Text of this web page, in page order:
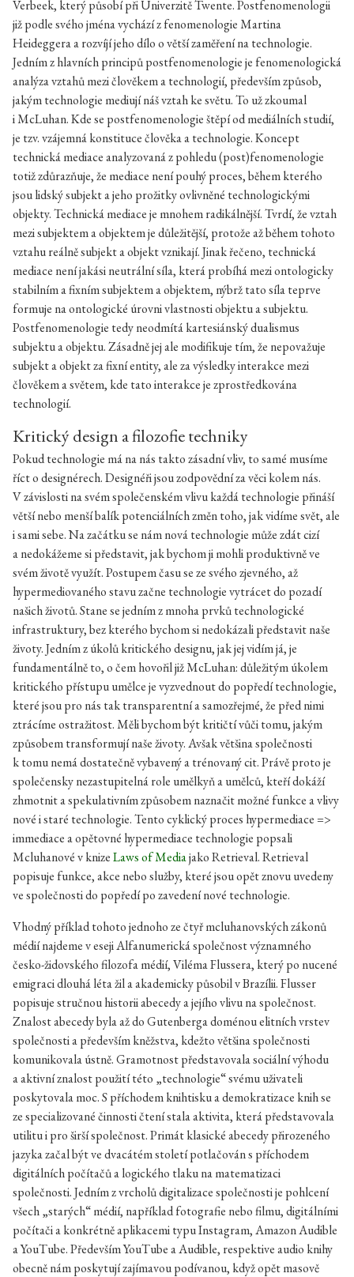
Verbeek, který působí při Univerzitě Twente. Postfenomenologii
již podle svého jména vychází z fenomenologie Martina
Heideggera a rozvíjí jeho dílo o větší zaměření na technologie.
Jedním z hlavních principů postfenomenologie je fenomenologická
analýza vztahů mezi člověkem a technologií, především způsob,
jakým technologie mediují náš vztah ke světu. To už zkoumal
i McLuhan. Kde se postfenomenologie štěpí od mediálních studií,
je tzv. vzájemná konstituce člověka a technologie. Koncept
technická mediace analyzovaná z pohledu (post)fenomenologie
totiž zdůrazňuje, že mediace není pouhý proces, během kterého
jsou lidský subjekt a jeho prožitky ovlivněné technologickými
objekty. Technická mediace je mnohem radikálnější. Tvrdí, že vztah
mezi subjektem a objektem je důležitější, protože až během tohoto
vztahu reálně subjekt a objekt vznikají. Jinak řečeno, technická
mediace není jakási neutrální síla, která probíhá mezi ontologicky
stabilním a fixním subjektem a objektem, nýbrž tato síla teprve
formuje na ontologické úrovni vlastnosti objektu a subjektu.
Postfenomenologie tedy neodmítá kartesiánský dualismus
subjektu a objektu. Zásadně jej ale modifikuje tím, že nepovažuje
subjekt a objekt za fixní entity, ale za výsledky interakce mezi
člověkem a světem, kde tato interakce je zprostředkována
technologií.
Kritický design a filozofie techniky
Pokud technologie má na nás takto zásadní vliv, to samé musíme
říct o designérech. Designéři jsou zodpovědní za věci kolem nás.
V závislosti na svém společenském vlivu každá technologie přináší
větší nebo menší balík potenciálních změn toho, jak vidíme svět, ale
i sami sebe. Na začátku se nám nová technologie může zdát cizí
a nedokážeme si představit, jak bychom ji mohli produktivně ve
svém životě využít. Postupem času se ze svého zjevného, až
hypermediovaného stavu začne technologie vytrácet do pozadí
našich životů. Stane se jedním z mnoha prvků technologické
infrastruktury, bez kterého bychom si nedokázali představit naše
životy. Jedním z úkolů kritického designu, jak jej vidím já, je
fundamentálně to, o čem hovořil již McLuhan: důležitým úkolem
kritického přístupu umělce je vyzvednout do popředí technologie,
které jsou pro nás tak transparentní a samozřejmé, že před nimi
ztrácíme ostražitost. Měli bychom být kritičtí vůči tomu, jakým
způsobem transformují naše životy. Avšak většina společnosti
k tomu nemá dostatečně vybavený a trénovaný cit. Právě proto je
společensky nezastupitelná role umělkyň a umělců, kteří dokáží
zhmotnit a spekulativním způsobem naznačit možné funkce a vlivy
nové i staré technologie. Tento cyklický proces hypermediace =>
immediace a opětovné hypermediace technologie popsali
Mcluhanové v knizeLaws of Mediajako Retrieval. Retrieval
popisuje funkce, akce nebo služby, které jsou opět znovu uvedeny
ve společnosti do popředí po zavedení nové technologie.
Vhodný příklad tohoto jednoho ze čtyř mcluhanovských zákonů
médií najdeme v eseji Alfanumerická společnost významného
česko-židovského filozofa médií, Viléma Flussera, který po nucené
emigraci dlouhá léta žil a akademicky působil v Brazílii. Flusser
popisuje stručnou historii abecedy a jejího vlivu na společnost.
Znalost abecedy byla až do Gutenberga doménou elitních vrstev
společnosti a především kněžstva, kdežto většina společnosti
komunikovala ústně. Gramotnost představovala sociální výhodu
a aktivní znalost použití této „technologie“ svému uživateli
poskytovala moc. S příchodem knihtisku a demokratizace knih se
ze specializované činnosti čtení stala aktivita, která představovala
utilitu i pro širší společnost. Primát klasické abecedy přirozeného
jazyka začal být ve dvacátém století potlačován s příchodem
digitálních počítačů a logického tlaku na matematizaci
společnosti. Jedním z vrcholů digitalizace společnosti je pohlcení
všech „starých“ médií, například fotografie nebo filmu, digitálními
počítači a konkrétně aplikacemi typu Instagram, Amazon Audible
a YouTube. Především YouTube a Audible, respektive audio knihy
obecně nám poskytují zajímavou podívanou, když opět masově